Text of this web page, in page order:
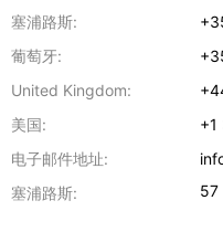
塞浦路斯:
葡萄牙:
United Kingdom:
美国:
+1
电子邮件地址:
塞浦路斯:
57